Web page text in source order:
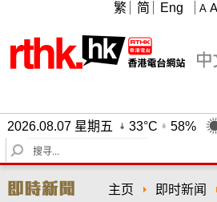
A A
繁 简 Eng
2026.08.07 星期五 33°C
58%
S
e
r
主页 即时新闻